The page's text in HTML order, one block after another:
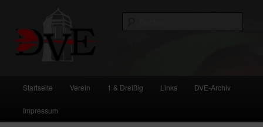
Inhalt
springenDVE
Startseite Verein 1 & Dreißig Links DVE-Archiv
Impressum